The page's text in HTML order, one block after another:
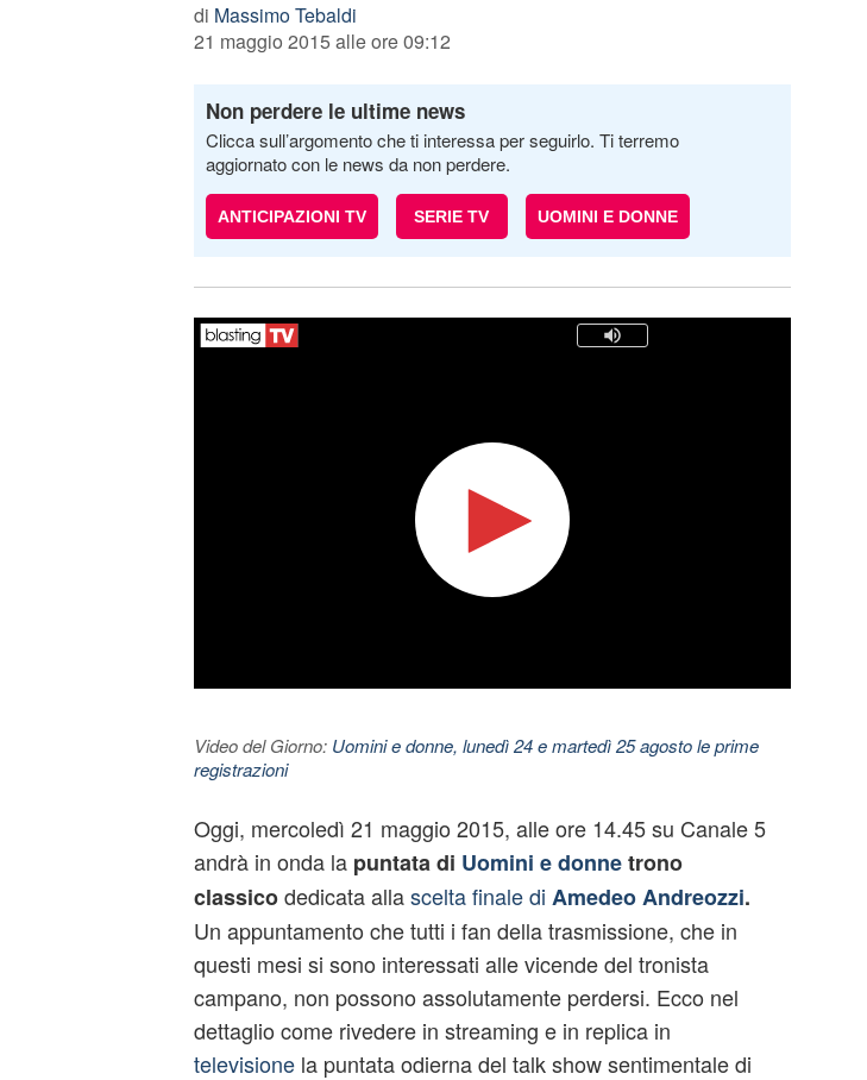
di Massimo Tebaldi
21 maggio 2015 alle ore 09:12
Non perdere le ultime news
Clicca sull’argomento che ti interessa per seguirlo. Ti terremo
aggiornato con le news da non perdere.
ANTICIPAZIONI TV SERIE TV UOMINI E DONNE
Video del Giorno: Uomini e donne, lunedì 24 e martedì 25 agosto le prime
registrazioni
Oggi, mercoledì 21 maggio 2015, alle ore 14.45 su Canale 5
andrà in onda lapuntata di Uomini e donnetrono
classicodedicata allascelta finale di Amedeo Andreozzi.
Un appuntamento che tutti i fan della trasmissione, che in
questi mesi si sono interessati alle vicende del tronista
campano, non possono assolutamente perdersi. Ecco nel
dettaglio come rivedere in streaming e in replica in
televisionela puntata odierna del talk show sentimentale di